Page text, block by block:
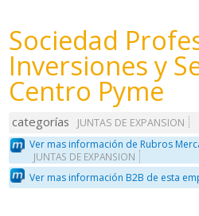
Sociedad
Inversiones y
Centro Pyme
categorías
JUNTAS DE EXPANSION
Ver mas información de Rubros
JUNTAS DE EXPANSION
Ver mas información B2B de esta